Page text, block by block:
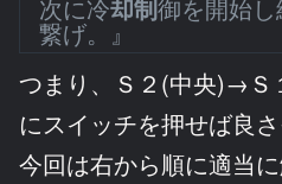
次に冷却制御を開始し
繋げ。』
つまり、Ｓ２(中央)→
にスイッチを押せば良さ
今回は右から順に適当